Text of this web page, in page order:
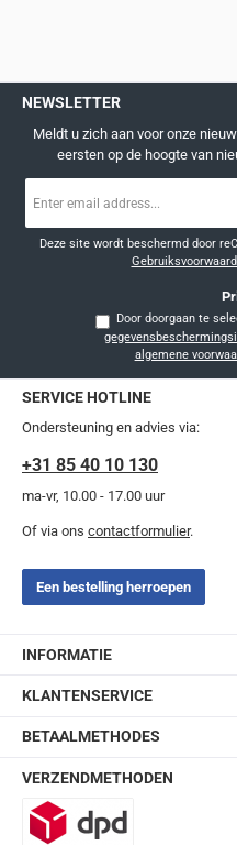
NEWSLETTER
Meldt u zich aan voor onze
eersten op de hoogte van
mailadres
Deze site wordt beschermd door
algemene
SERVICE HOTLINE
Ondersteuning en advies via:
+31 85 40 10 130
ma-vr, 10.00 - 17.00 uur
Of via ons contactformulier.
Een bestelling herroepen
INFORMATIE
KLANTENSERVICE
BETAALMETHODES
VERZENDMETHODEN